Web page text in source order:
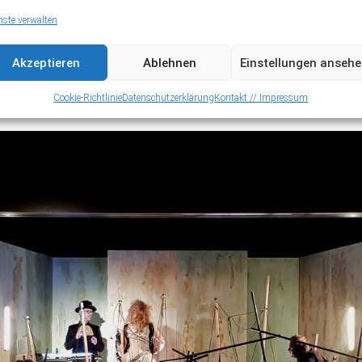
verwalten
Akzeptieren Ablehnen Einstellungen
Cookie-RichtlinieDatenschutzerklärung Kontakt // Impressum